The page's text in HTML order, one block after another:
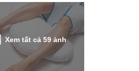
Xem tất cả59 ảnh